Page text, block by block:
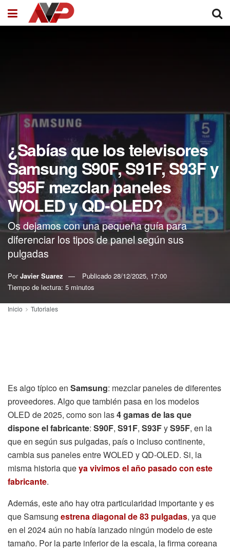
¿Sabías que los televisores
Samsung S90F, S91F, S93F y
S95F mezclan paneles
WOLED y QD-OLED?
Os dejamos con una pequeña guía para
diferenciar los tipos de panel según sus
pulgadas
Por Javier Suarez Publicado 28/12/2025, 17:00
Tiempo de lectura: 5 minutos
Inicio Tutoriales
Es algo típico en Samsung: mezclar paneles de diferentes
proveedores. Algo que también pasa en los modelos
OLED de 2025, como son las4 gamas de las que
dispone el fabricante: S90F, S91F, S93FyS95F, en la
que en según sus pulgadas, país o incluso continente,
cambia sus paneles entre WOLED y QD-OLED. Si, la
misma historia queya vivimos el año pasado con este
fabricante.
Además, este año hay otra particularidad importante y es
que Samsung estrena diagonal de 83 pulgadas, ya que
en el 2024 aún no había lanzado ningún modelo de este
tamaño. Por la parte inferior de la escala, la firma coreana